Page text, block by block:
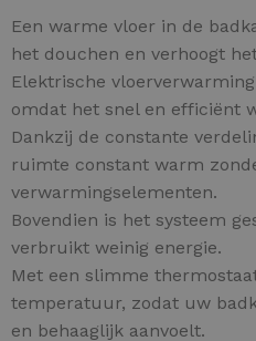
Een warme vloer in de
het douchen en verhoogt
Elektrische
omdat het snel en efficiënt
Dankzij de constante
ruimte constant warm
verwarmingselementen.
Bovendien is het systeem
verbruikt weinig energie.
Met een slimme
temperatuur, zodat uw
en behaaglijk aanvoelt.